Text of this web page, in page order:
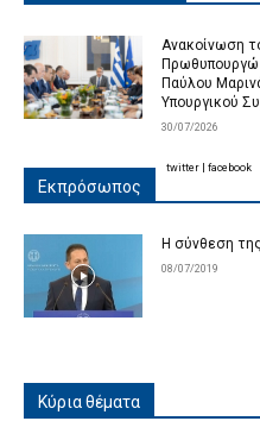
Ανακοίνωση
Πρωθυπουργώ
Παύλου
Υπουργικού
30/07/2026
Εκπρόσωπος
Η σύνθεση
08/07/2019
twitter facebook
Κύρια θέματα